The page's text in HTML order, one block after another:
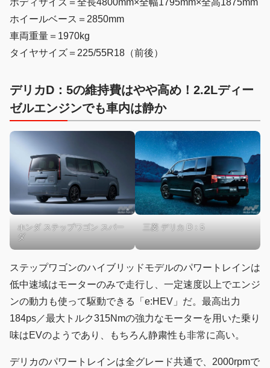
ボディサイズ＝全長4800mm×全幅1795mm×全高1875mm
ホイールベース＝2850mm
車両重量＝1970kg
タイヤサイズ＝225/55R18（前後）
デリカD：5の維持費はやや高め！2.2Lディー
ゼルエンジンでも車内は静か
ホンダ ステップワゴン スパー
ダ
三菱 デリカ D：5
ステップワゴンのハイブリッドモデルのパワートレインは
低中速域はモーターのみで走行し、一定速度以上でエンジ
ンの動力も使って駆動できる「e:HEV」だ。最高出力
184ps／最大トルク315Nmの強力なモーターを用いた乗り
味はEVのようであり、もちろん静粛性も非常に高い。
デリカのパワートレインは全グレード共通で、2000rpmで